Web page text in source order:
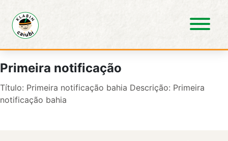
Pular para o Conteúdo principal
Primeira notificação
Título: Primeira notificação bahia Descrição: Primeira
notificação bahia